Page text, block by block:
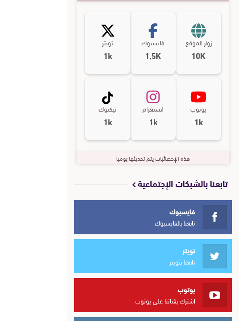
زوار الموقع
10K
فايسبوك
1,5K
تويتر
1k
يوتوب
1k
انستغرام
1k
تيكتوك
1k
هذه الإحصائيات يتم تحديثها يوميا
تابعنا بالشبكات الإجتماعية
فايسبوك
تابعنا بالفايسبوك
تويتر
تابعنا بتويتر
يوتوب
اشترك بقناتنا على يوتوب